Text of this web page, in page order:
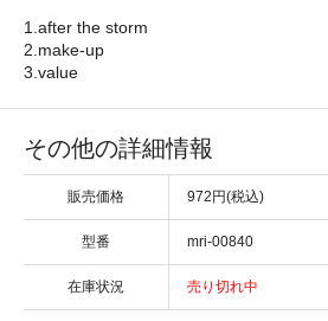
1.after the storm
2.make-up
3.value
その他の詳細情報
販売価格 972円(税込)
型番 mri-00840
在庫状況 売り切れ中